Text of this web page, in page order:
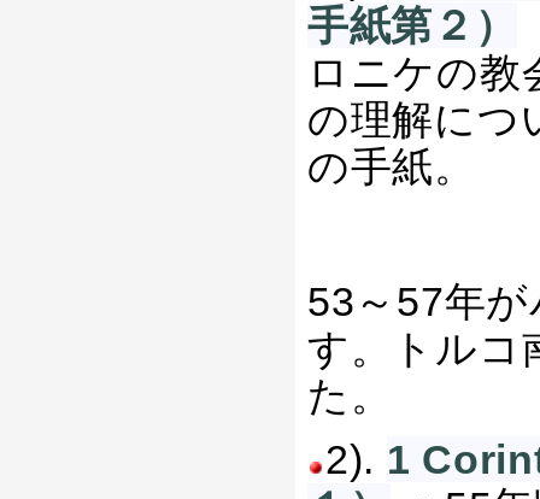
手紙第２）
ロニケの教
の理解につ
の手紙。
53～57年
す。トルコ
た。
2). 1